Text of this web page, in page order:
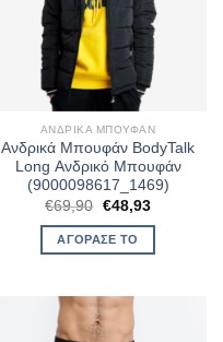
ΑΝΔΡΙΚΆ ΜΠΟΥΦΆΝ
Ανδρικά Μπουφάν BodyTalk
Long Ανδρικό Μπουφάν
(9000098617_1469)
€69,90 Original
price
was:
€69,90.
€48,93Η
τιμή
ΑΓΌΡΑΣΈ ΤΟ